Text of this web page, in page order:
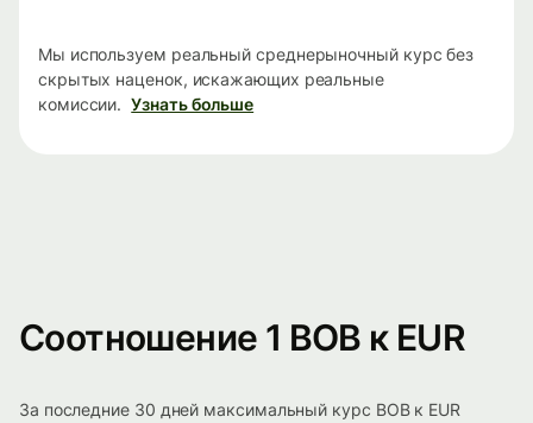
Мы используем реальный среднерыночный курс без
скрытых наценок, искажающих реальные
комиссии. Узнать больше
Соотношение 1 BOB к EUR
За последние 30 дней максимальный курс BOB к EUR